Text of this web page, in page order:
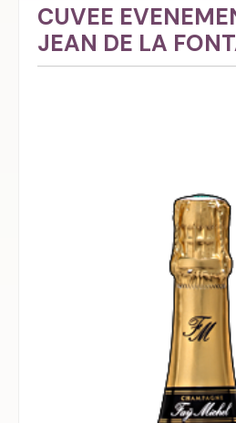
CUVEE
JEAN DE LA